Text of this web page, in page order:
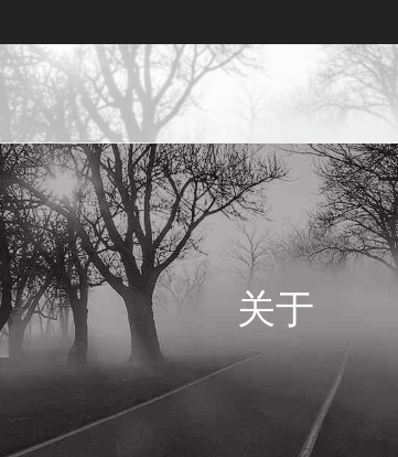
亚的专利律师事务所, 尼日利
律师事务所在尼日利亚, 尼日利亚的知识产权律师事务所
关于